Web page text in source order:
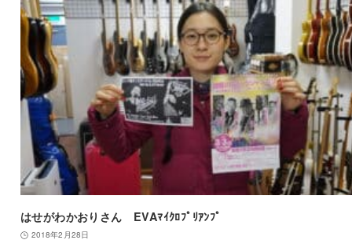
はせがわかおりさん EVAﾏｲｸﾛﾌﾟﾘｱﾝﾌﾟ
2018年2月28日